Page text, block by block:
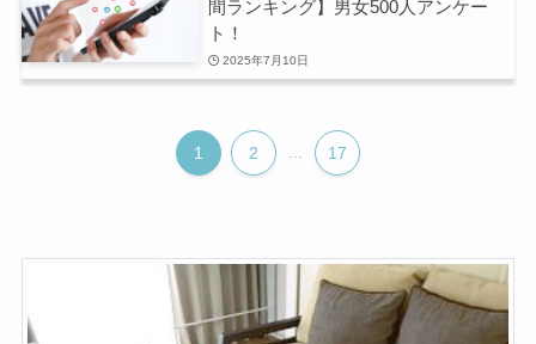
間ランキング】男女500人アンケー
ト！
2025年7月10日
1 2 ... 17